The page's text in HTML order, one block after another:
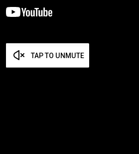
TAP TO UNMUTE